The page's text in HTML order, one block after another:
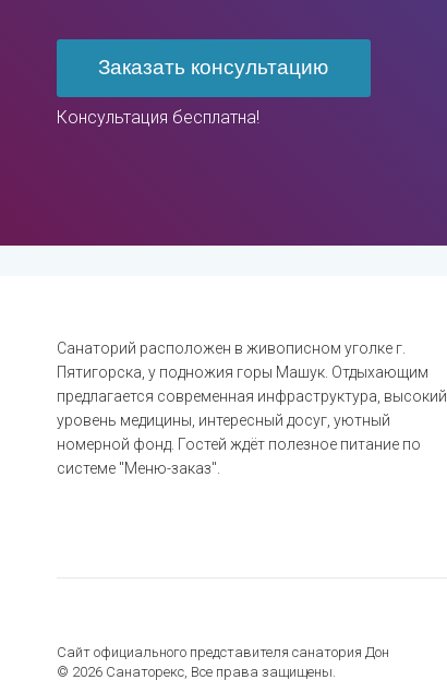
Заказать консультацию
Консультация бесплатна!
Санаторий расположен в живописном уголке г.
Пятигорска, у подножия горы Машук. Отдыхающим
предлагается современная инфраструктура, высокий
уровень медицины, интересный досуг, уютный
номерной фонд. Гостей ждёт полезное питание по
системе "Меню-заказ".
Сайт официального представителя санатория Дон
© 2026 Санаторекс, Все права защищены.